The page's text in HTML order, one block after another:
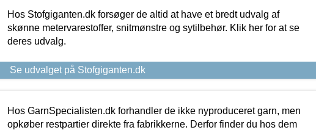
Hos Stofgiganten.dk forsøger de altid at have et bredt udvalg af
skønne metervarestoffer, snitmønstre og sytilbehør. Klik her for at se
deres udvalg.
Se udvalget på Stofgiganten.dk
Hos GarnSpecialisten.dk forhandler de ikke nyproduceret garn, men
opkøber restpartier direkte fra fabrikkerne. Derfor finder du hos dem